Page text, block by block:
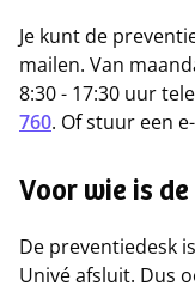
Je kunt de
mailen. Van
8:30 - 17:30 uur
760. Of stuur een
Voor wie is
De preventiedesk
Univé afsluit. Dus